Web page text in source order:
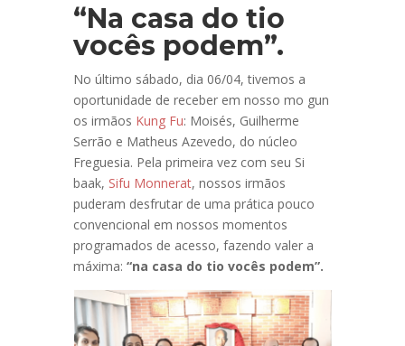
“Na casa do tio
vocês podem”.
No último sábado, dia 06/04, tivemos a
oportunidade de receber em nosso mo gun
os irmãos Kung Fu: Moisés, Guilherme
Serrão e Matheus Azevedo, do núcleo
Freguesia. Pela primeira vez com seu Si
baak, Sifu Monnerat, nossos irmãos
puderam desfrutar de uma prática pouco
convencional em nossos momentos
programados de acesso, fazendo valer a
máxima: “na casa do tio vocês podem”.